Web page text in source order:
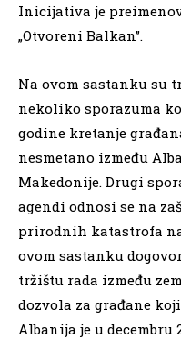
Inicijativa je
„Otvoreni Balkan”.
Na ovom sastanku su
nekoliko sporazuma
godine kretanje
nesmetano između
Makedonije. Drugi
agendi odnosi se na
prirodnih katastrofa
ovom sastanku
tržištu rada između
dozvola za građane
Albanija je u decembru